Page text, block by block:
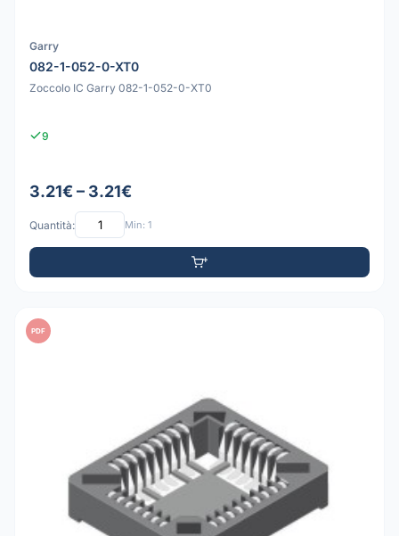
Garry
082-1-052-0-XT0
Zoccolo IC Garry 082-1-052-0-XT0
9
3.21€ – 3.21€
Quantità: Min: 1
PDF